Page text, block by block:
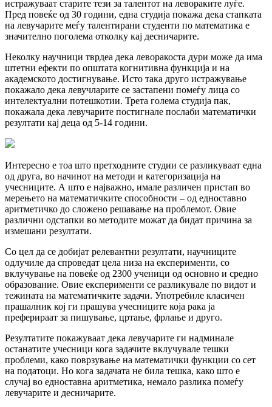
истражуваат старите тези за талентот на левораките луѓе.
Пред повеќе од 30 години, една студија покажа дека стапката
на левучарите меѓу талентирани студенти по математика е
значително поголема отколку кај десничарите.
Неколку научници тврдеа дека леворакоста дури може да има
штетни ефекти по општата когнитивна функција и на
академското достигнување. Исто така друго истражување
покажало дека левучларите се застапени помеѓу лица со
интелектуални потешкотии. Трета голема студија пак,
покажала дека левучарите постигнале послаби математички
резултати кај деца од 5-14 години.
Интересно е тоа што претходните студии се разликуваат една
од друга, во начинот на методи и категоризација на
учесниците. А што е најважно, имале различен пристап во
мерењето на математичките способности – од едноставно
аритметичко до сложено решавање на проблемот. Овие
различни одстапки во методите можат да бидат причина за
измешани резултати.
Со цел да се добијат релевантни резултати, научниците
одлучиле да спроведат цела низа на експерименти, со
вклучување на повеќе од 2300 ученици од основно и средно
образование. Овие експерименти се разликувале по видот и
тежината на математичките задачи. Употребиле класичен
прашалник кој ги прашува учесниците која рака ја
преферираат за пишување, цртање, фрлање и друго.
Резултатите покажуваат дека левучарите ги надминале
останатите учесници кога задачите вклучувале тешки
проблеми, како поврзување на математички функции со сет
на податоци. Но кога задачата не била тешка, како што е
случај во едноставна аритметика, немало разлика помеѓу
левучарите и десничарите.